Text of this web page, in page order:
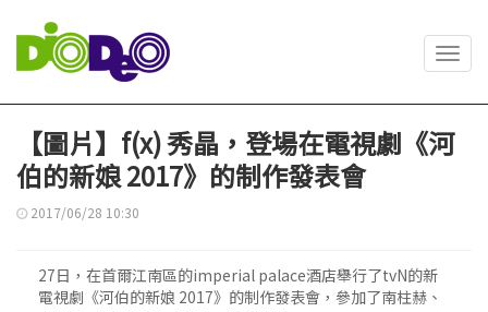
【圖片】f(x) 秀晶，登場在電視劇《河
伯的新娘 2017》的制作發表會
2017/06/28 10:30
27日，在首爾江南區的imperial palace酒店舉行了tvN的新
電視劇《河伯的新娘 2017》的制作發表會，參加了南柱赫、